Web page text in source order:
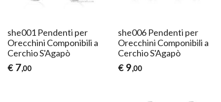
she001 Pendenti per
Orecchini Componibili a
Cerchio S'Agapò
€ 7,00
she006 Pendenti per
Orecchini Componibili a
Cerchio S'Agapò
€ 9,00